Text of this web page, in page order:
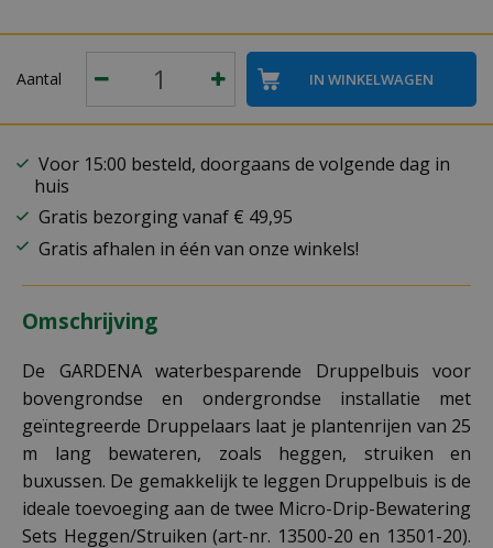
Aantal
Voor 15:00 besteld, doorgaans de volgende dag in
huis
Gratis bezorging vanaf € 49,95
Gratis afhalen in één van onze winkels!
Omschrijving
De GARDENA waterbesparende Druppelbuis voor
bovengrondse en ondergrondse installatie met
geïntegreerde Druppelaars laat je plantenrijen van 25
m lang bewateren, zoals heggen, struiken en
buxussen. De gemakkelijk te leggen Druppelbuis is de
ideale toevoeging aan de twee Micro-Drip-Bewatering
Sets Heggen/Struiken (art-nr. 13500-20 en 13501-20).